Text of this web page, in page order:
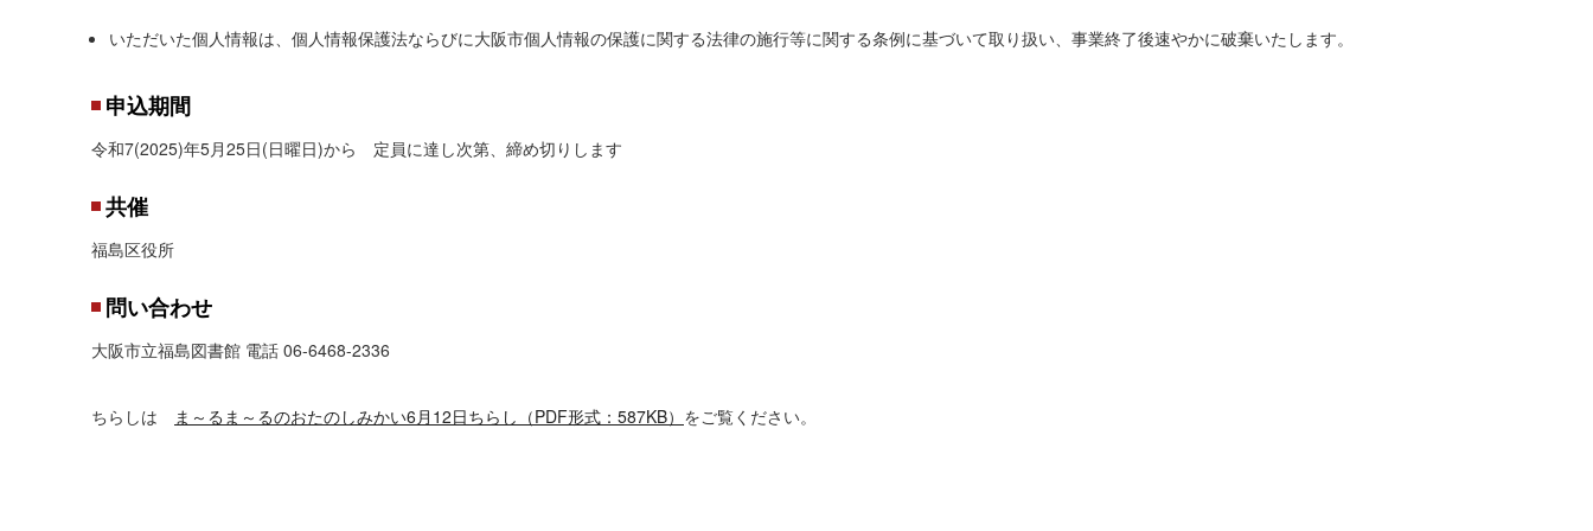
いただいた個人情報は、個人情報保護法ならびに大阪市個人情報の保護に関する法律の施行等に関する条例に基づいて取り扱い、事業終了後速やかに破棄いたします。
申込期間
令和7(2025)年5月25日(日曜日)から 定員に達し次第、締め切りします
共催
福島区役所
問い合わせ
大阪市立福島図書館 電話 06-6468-2336
ちらしは ま～るま～るのおたのしみかい6月12日ちらし（PDF形式：587KB） をご覧ください。